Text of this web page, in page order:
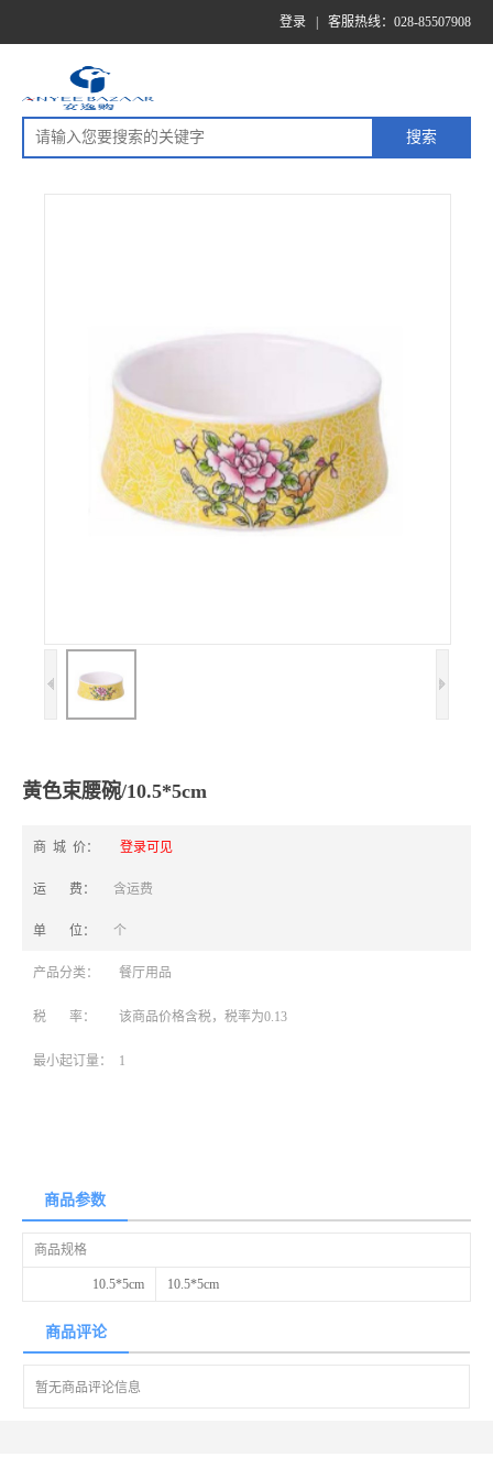
登录 客服热线：028-85507908
黄色束腰碗/10.5*5cm
商 城 价： 登录可见
运 费： 含运费
单 位： 个
产品分类： 餐厅用品
税 率： 该商品价格含税，税率为0.13
最小起订量： 1
商品参数
商品规格
10.5*5cm 10.5*5cm
商品评论
暂无商品评论信息